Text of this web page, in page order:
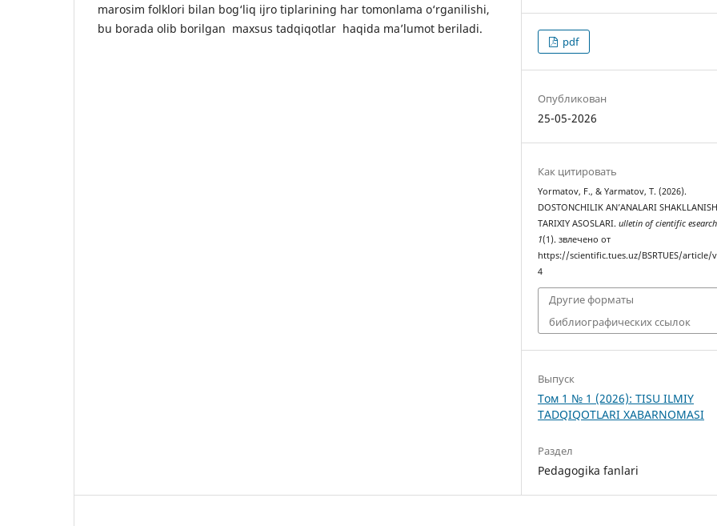
marosim folklori bilan bog‘liq ijro tiplarining har tomonlama o‘rganilishi,
bu borada olib borilgan maxsus tadqiqotlar haqida maʼlumot beriladi.
pdf
Опубликован
25-05-2026
Как цитировать
Yormatov, F., & Yarmatov, T. (2026).
DOSTONCHILIK ANʼANALARI
TARIXIY ASOSLARI.ulletin of cientific esearch
1(1). звлечено от
https://scientific.tues.uz/BSRTUES/article/
4
Другие форматы
библиографических ссылок
Выпуск
Том 1 № 1 (2026): TISU ILMIY
TADQIQOTLARI XABARNOMASI
Раздел
Pedagogika fanlari